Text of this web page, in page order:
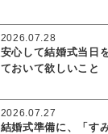
安心して結婚式当日
ておいて欲しいこと
2026.07.28
結婚式準備に、「す
2026.07.27